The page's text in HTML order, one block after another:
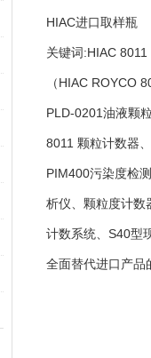
HIAC进口取样瓶
关键词:HIAC
（HIAC ROYCO
PLD-0201油液颗
8011 颗粒计数器
PIM400污染度检
析仪、颗粒度计数
计数系统、S40型
全面替代进口产